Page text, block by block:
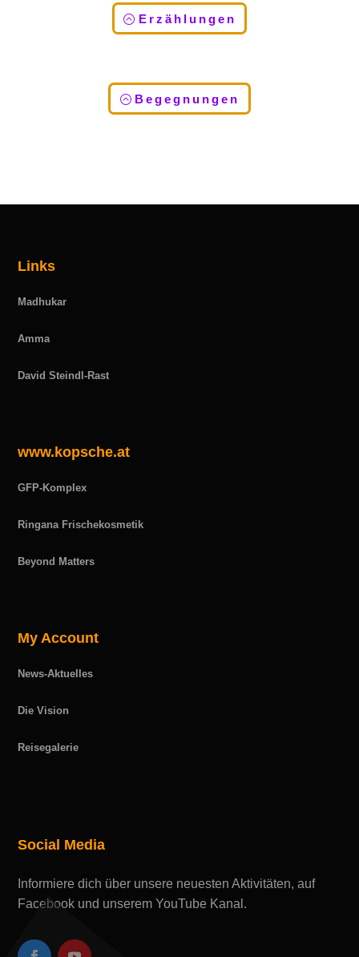
Erzählungen
Begegnungen
Links
Madhukar
Amma
David Steindl-Rast
www.kopsche.at
GFP-Komplex
Ringana Frischekosmetik
Beyond Matters
My Account
News-Aktuelles
Die Vision
Reisegalerie
Social Media
Informiere dich über unsere neuesten Aktivitäten, auf
Facebook und unserem YouTube Kanal.